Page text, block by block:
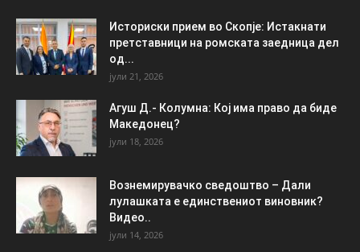
Историски прием во Скопје: Истакнати
претставници на ромската заедница дел
од...
јули 21, 2026
Агуш Д.- Колумна: Кој има право да биде
Македонец?
јули 18, 2026
Вознемирувачко сведоштво – Дали
лулашката е единствениот виновник?
Видео..
јули 14, 2026